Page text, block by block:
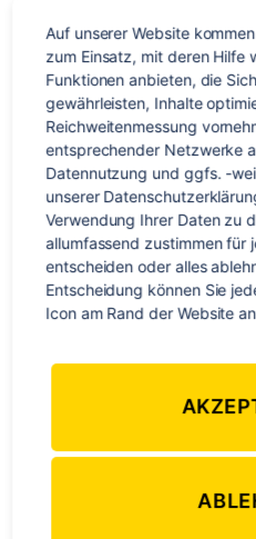
Schlagwörter
Arbeiten,Au pair,Ausland,
Heimweh,Interview,Kultur,
Was soll ich
4
Auf unserer Website
zum Einsatz, mit deren Hilfe
Funktionen anbieten, die
gewährleisten, Inhalte
Reichweitenmessung
entsprechender Netzwerke
Datennutzung und ggfs. -
unserer
Verwendung Ihrer Daten zu
allumfassend zustimmen für
entscheiden oder alles
Entscheidung können Sie
Icon am Rand der Website